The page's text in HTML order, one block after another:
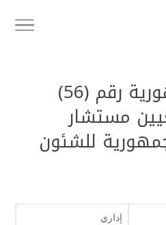
قرار رئيس الجمهورية رقم (56)
بتعيين مستشار
للشئون
إداري